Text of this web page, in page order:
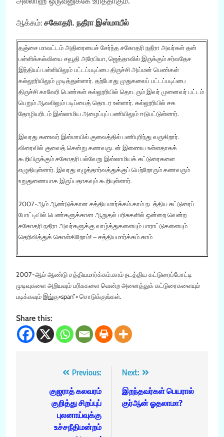
ஆக்கம்: சகோதரி. நதீரா இஸ்மாயீல்
தஞ்சை மாவட்டம் அதிரையைச் சேர்ந்த சகோதரி நதீரா அவர்கள் தன்
பள்ளிக்கல்வியை சவூதி அரேபியா, ஜெத்தாவில் இருக்கும் சர்வதேச
இந்தியப் பள்ளியிலும் பட்டப்படிப்பை திருச்சி அய்மன் பெண்கள்
கல்லூரியிலும் முடித்துள்ளார். தற்போது முதுகலைப் பட்டப்படிப்பை
திருச்சி காவேரி பெண்கள் கல்லூரியில் தொடரும் இவர் முனைவர் பட்டம்
பெறும் ஆவலிலும் படிப்பைத் தொடர உள்ளார். கல்லூரியில் சக
தோழியரிடம் இஸ்லாமிய அழைப்புப் பணியிலும் ஈடுபட்டுள்ளார்.
இவரது கணவர் இஸ்மாயில் குவைத்தில் பணிபுரிந்து வருகிறார்.
விரைவில் குவைத் சென்று கணவருடன் இணைய உள்ளதாகக்
கூறியிருக்கும் சகோதரி பல்வேறு இஸ்லாமியக் கட்டுரைகளை
எழுதியுள்ளார். இவரது எழுத்தார்வத்துக்குப் பெற்றோரும் கணவரும்
உறுதுணையாக இருப்பதாகவும் கூறியுள்ளார்.
2007-ஆம் ஆண்டுக்கான சத்தியமார்க்கம்.காம் நடத்திய கட்டுரைப்
போட்டியில் பெண்களுக்கான ஆறுதல் பரிசுகளில் ஒன்றை வென்ற
சகோதரி நதீரா அவர்களுக்கு வாழ்த்துகளையும் பாராட்டுகளையும்
தெரிவித்துக் கொள்கிறோம்! – சத்தியமார்க்கம்.காம்
2007-ஆம் ஆண்டு சத்தியமார்க்கம்.காம் நடத்திய கட்டுரைப்போட்டி
முடிவுகளை அறியவும் பரிசுகளை வென்ற அனைத்துக் கட்டுரைகளையும்
படிக்கவும்இங்கு<span”> சொடுக்குங்கள்.
Share this:
navigation
Previous:
குஜராத் கலவரம்
குறித்து சிறப்புப்
புலனாய்வுக்கு
உச்சநீதிமன்றம்
Next:
இறந்தவர்கள் பெயரால்
குர்ஆன் ஓதலாமா?